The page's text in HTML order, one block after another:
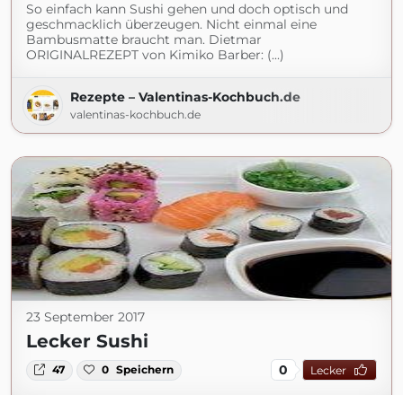
So einfach kann Sushi gehen und doch optisch und
geschmacklich überzeugen. Nicht einmal eine
Bambusmatte braucht man. Dietmar
ORIGINALREZEPT von Kimiko Barber: (...)
Rezepte – Valentinas-Kochbuch.de
valentinas-kochbuch.de
23 September 2017
Lecker Sushi
47 0 Speichern 0 Lecker